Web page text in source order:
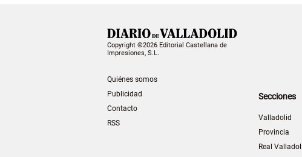
Copyright ©2026 Editorial Castellana de
Impresiones, S.L.
Quiénes somos
Publicidad
Contacto
RSS
Secciones
Valladolid
Provincia
Real